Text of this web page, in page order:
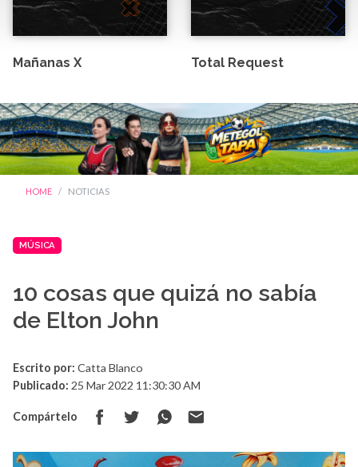
Mañanas X Total Request
HOME NOTICIAS
MÚSICA
10 cosas que quizá no sabía
de Elton John
Escrito por: Catta Blanco
Publicado: 25 Mar 2022 11:30:30 AM
Compártelo